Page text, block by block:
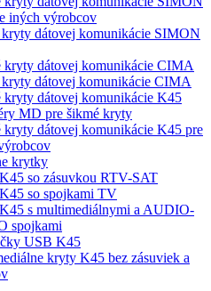
iných výrobcov
kryty dátovej komunikácie SIMON
kryty dátovej komunikácie CIMA
kryty dátovej komunikácie CIMA
kryty dátovej komunikácie K45
MD pre šikmé kryty
kryty dátovej komunikácie K45 pre
krytky
so zásuvkou RTV-SAT
so spojkami TV
s multimediálnymi a AUDIO-
spojkami
USB K45
kryty K45 bez zásuviek a